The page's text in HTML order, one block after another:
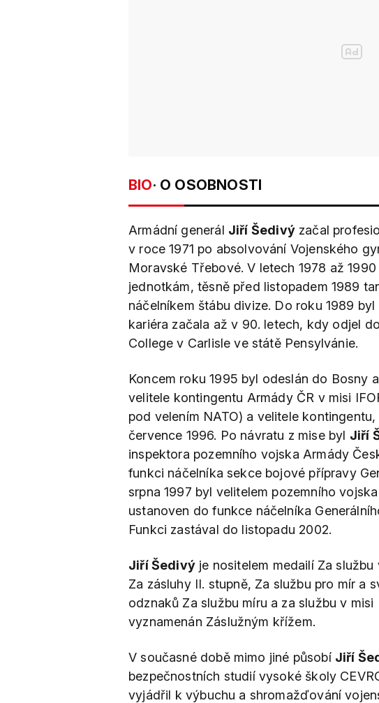
BIO· O OSOBNOSTI
Armádní generál Jiří Šedivýzačal
v roce 1971 po absolvování Vojenského
Moravské Třebové. V letech 1978 až
jednotkám, těsně před listopadem 1989
náčelníkem štábu divize. Do roku 1989
kariéra začala až v 90. letech, kdy odjel
College v Carlisle ve státě Pensylvánie.
Koncem roku 1995 byl odeslán do Bosny
velitele kontingentu Armády ČR v misi
pod velením NATO) a velitele
července 1996. Po návratu z mise byl Jiří
inspektora pozemního vojska Armády
funkci náčelníka sekce bojové přípravy
srpna 1997 byl velitelem pozemního
ustanoven do funkce náčelníka
Funkci zastával do listopadu 2002.
Jiří Šedivýje nositelem medailí Za
Za zásluhy II. stupně, Za službu pro mír a
odznaků Za službu míru a za službu v misi
vyznamenán Záslužným křížem.
V současné době mimo jiné působí Jiří
bezpečnostních studií vysoké školy
vyjádřil k výbuchu a shromažďování